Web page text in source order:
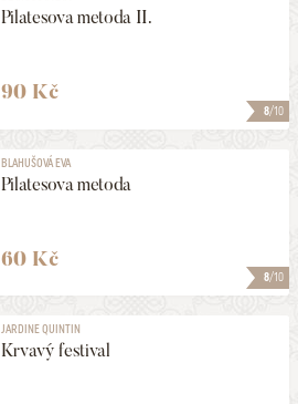
8/10
Pilatesova metoda II.
90 Kč
8/10
BLAHUŠOVÁ EVA
Pilatesova metoda
60 Kč
JARDINE QUINTIN
Krvavý festival